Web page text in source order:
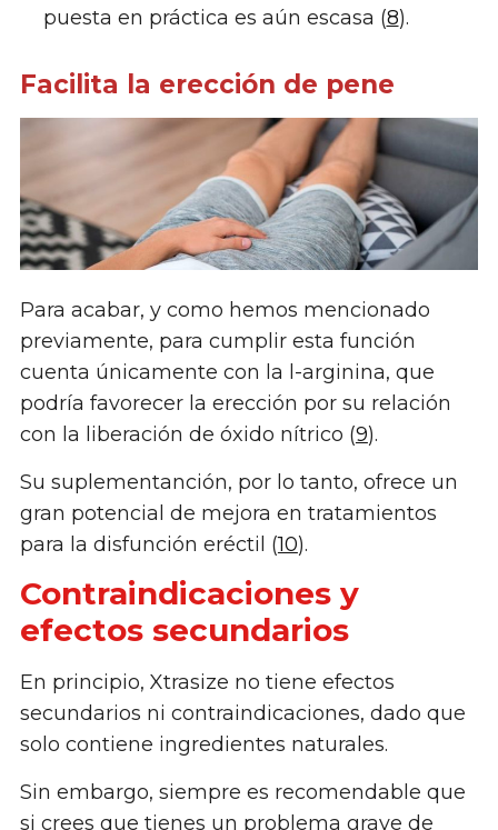
puesta en práctica es aún escasa (8).
Facilita la erección de pene
Para acabar, y como hemos mencionado
previamente, para cumplir esta función
cuenta únicamente con la l-arginina, que
podría favorecer la erección por su relación
con la liberación de óxido nítrico (9).
Su suplementanción, por lo tanto, ofrece un
gran potencial de mejora en tratamientos
para la disfunción eréctil (10).
Contraindicaciones y
efectos secundarios
En principio, Xtrasize no tiene efectos
secundarios ni contraindicaciones, dado que
solo contiene ingredientes naturales.
Sin embargo, siempre es recomendable que
si crees que tienes un problema grave de